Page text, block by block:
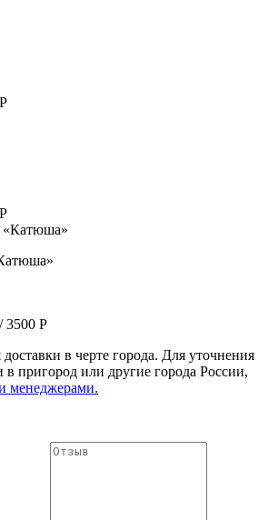
3500 Р
в черте города. Для уточнения
в пригород или другие города России,
менеджерами.